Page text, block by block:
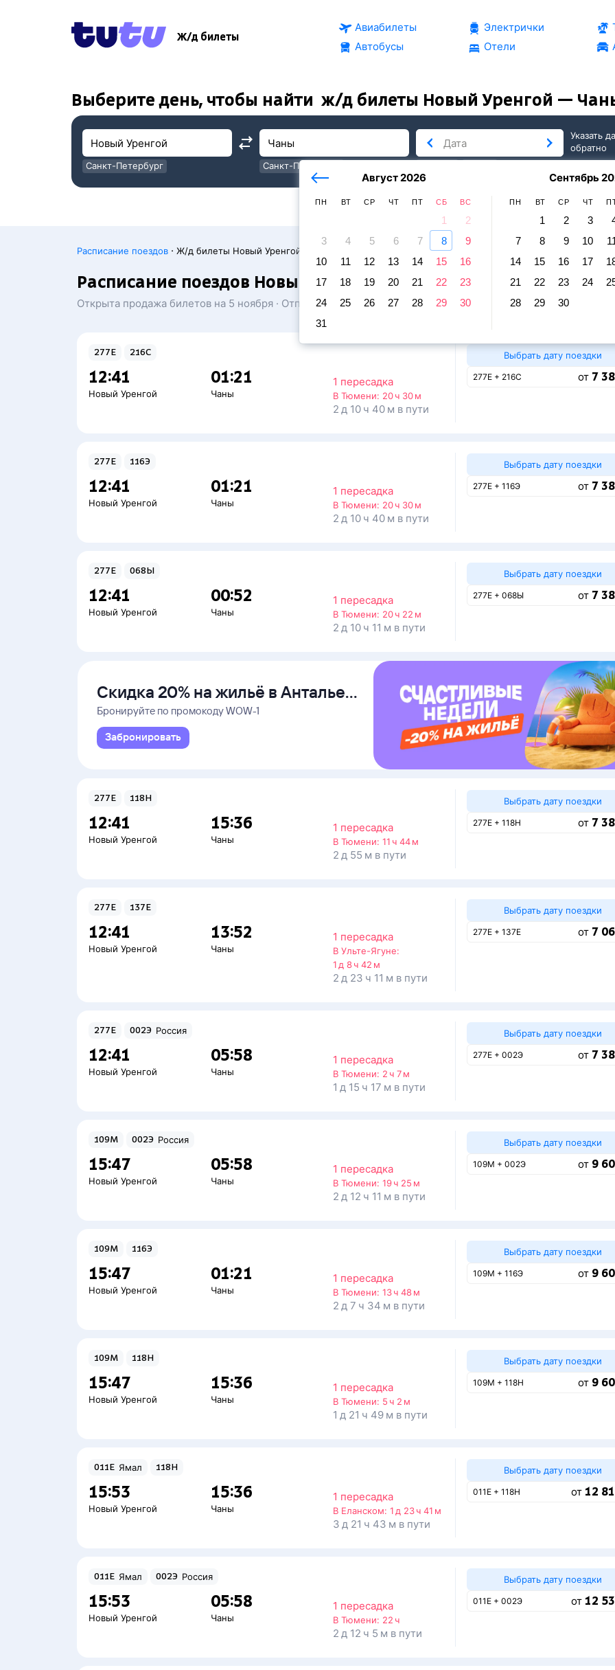
Ж/д билеты
Авиабилеты
Автобусы
Электрички
Отели
Выберите день, чтобы найти ж/д билеты Новый Уренгой —
Санкт-Петербург
Санкт-Петербург
Август 2026
ПН ВТ СР ЧТ ПТ СБ ВС
1
2
3
4 5 6 7 8
9
10
11 12 13 14 15
16
17
18 19 20 21 22
23
24
25 26 27 28 29
30
31
Сентябрь
ПН ВТ СР ЧТ
1 2 3
7
8 9 10
14
15 16 17
21
22 23 24
28
29 30
послезавтра
Указать
обратно
Расписание поездов · Ж/д билеты Новый Уренгой → Чаны
Расписание поездов Новый Уренгой — Чаны
Открыта продажа билетов на 5 ноября · Отправление и прибытие по местному времени. Цены за 1
277Е 216С
12:41
Новый Уренгой
01:21
Чаны
1 пересадка
В Тюмени: 20 ч 30 м
2 д 10 ч 40 м в пути
Выбрать дату поездки
277Е + 216С от 7
277Е 116Э
12:41
Новый Уренгой
01:21
Чаны
1 пересадка
В Тюмени: 20 ч 30 м
2 д 10 ч 40 м в пути
Выбрать дату поездки
277Е + 116Э от 7
277Е 068Ы
12:41
Новый Уренгой
00:52
Чаны
1 пересадка
В Тюмени: 20 ч 22 м
2 д 10 ч 11 м в пути
Выбрать дату поездки
277Е + 068Ы от 7
Скидка 20% на жильё в Анталье
и Даламане
Бронируйте по промокоду WOW-1
Забронировать
277Е 118Н
12:41
Новый Уренгой
15:36
Чаны
1 пересадка
В Тюмени: 11 ч 44 м
2 д 55 м в пути
Выбрать дату поездки
277Е + 118Н от 7
277Е 137Е
12:41
Новый Уренгой
13:52
Чаны
1 пересадка
В Ульте-Ягуне:
1 д 8 ч 42 м
2 д 23 ч 11 м в пути
Выбрать дату поездки
277Е + 137Е от 7
277Е 002Э Россия
12:41
Новый Уренгой
05:58
Чаны
1 пересадка
В Тюмени: 2 ч 7 м
1 д 15 ч 17 м в пути
Выбрать дату поездки
277Е + 002Э от 7
109М 002Э Россия
15:47
Новый Уренгой
05:58
Чаны
1 пересадка
В Тюмени: 19 ч 25 м
2 д 12 ч 11 м в пути
Выбрать дату поездки
109М + 002Э от 9
109М 116Э
15:47
Новый Уренгой
01:21
Чаны
1 пересадка
В Тюмени: 13 ч 48 м
2 д 7 ч 34 м в пути
Выбрать дату поездки
109М + 116Э от 9
109М 118Н
15:47
Новый Уренгой
15:36
Чаны
1 пересадка
В Тюмени: 5 ч 2 м
1 д 21 ч 49 м в пути
Выбрать дату поездки
109М + 118Н от 9
011Е Ямал 118Н
15:53
Новый Уренгой
15:36
Чаны
1 пересадка
В Еланском: 1 д 23 ч 41 м
3 д 21 ч 43 м в пути
Выбрать дату поездки
011Е + 118Н от 12
011Е Ямал 002Э Россия
15:53
Новый Уренгой
05:58
Чаны
1 пересадка
В Тюмени: 22 ч
2 д 12 ч 5 м в пути
Выбрать дату поездки
011Е + 002Э от 12